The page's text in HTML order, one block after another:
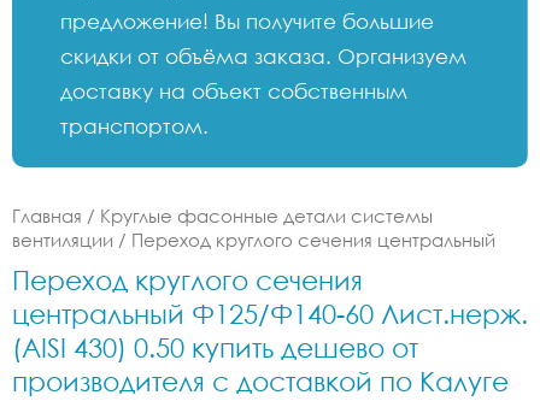
предложение! Вы получите большие
скидки от объёма заказа. Организуем
доставку на объект собственным
транспортом.
Главная / Круглые фасонные детали системы
вентиляции / Переход круглого сечения центральный
Переход круглого сечения
центральный Ф125/Ф140-60 Лист.нерж.
(AISI 430) 0.50 купить дешево от
производителя с доставкой по Калуге